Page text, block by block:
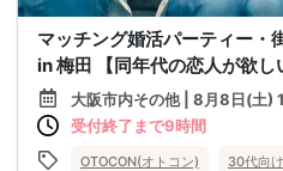
マッチング婚活パーティー・
in 梅田 【同年代の恋人が欲
大阪市内その他 | 8月8日(土)
受付終了まで9時間
OTOCON(オトコン) 30代向け